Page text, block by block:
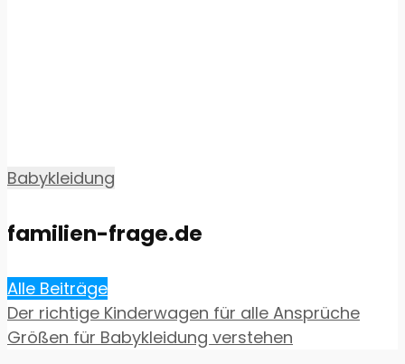
Babykleidung
familien-frage.de
Alle Beiträge
Der richtige Kinderwagen für alle Ansprüche
Größen für Babykleidung verstehen